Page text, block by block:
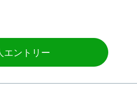
エントリー